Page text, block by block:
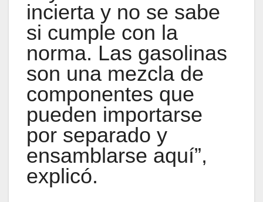
incierta y no se sabe
si cumple con la
norma. Las gasolinas
son una mezcla de
componentes que
pueden importarse
por separado y
ensamblarse aquí”,
explicó.